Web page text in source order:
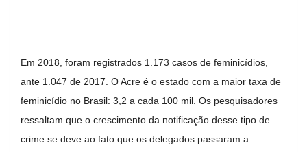
Em 2018, foram registrados 1.173 casos de feminicídios,
ante 1.047 de 2017. O Acre é o estado com a maior taxa de
feminicídio no Brasil: 3,2 a cada 100 mil. Os pesquisadores
ressaltam que o crescimento da notificação desse tipo de
crime se deve ao fato que os delegados passaram a